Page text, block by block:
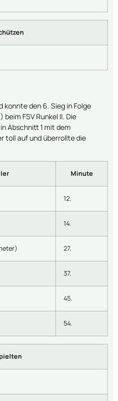
konnte den 6. Sieg in Folge
FSV Runkel II. Die
Abschnitt 1 mit dem
toll auf und überrollte die
Minute
12.
14.
27.
37.
45.
54.